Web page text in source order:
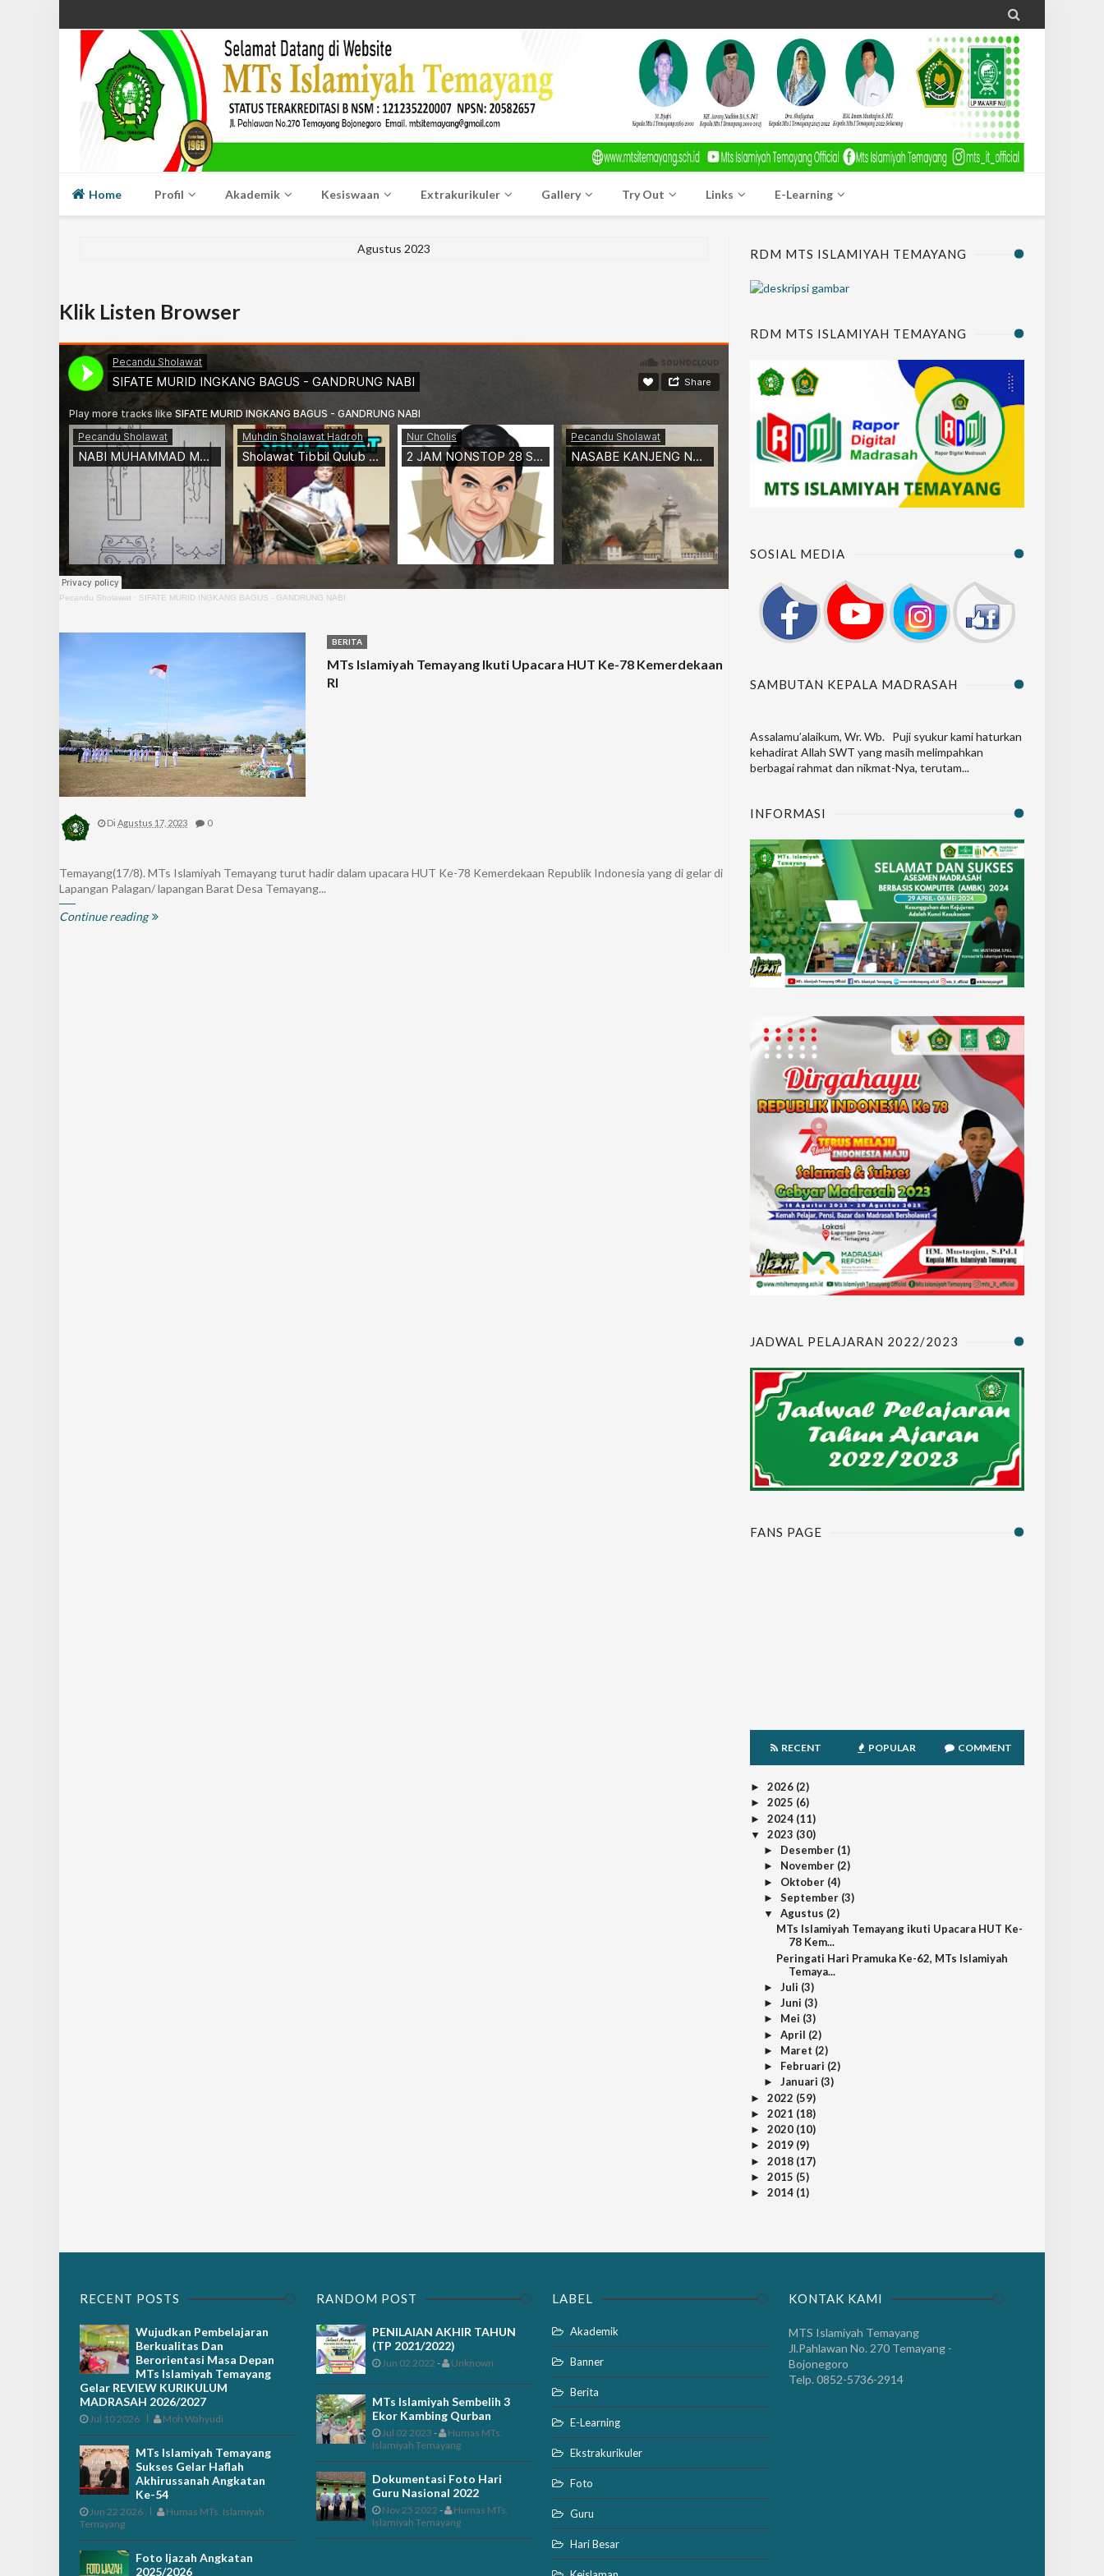

Home Profil Akademik Kesiswaan Extrakurikuler Gallery Try Out Links E-Learning
Agustus 2023
Klik Listen Browser
Pecandu Sholawat · SIFATE MURID INGKANG BAGUS - GANDRUNG NABI
BERITA
MTs Islamiyah Temayang Ikuti Upacara HUT Ke-78 Kemerdekaan
RI
Di Agustus 17, 2023 0
Temayang(17/8). MTs Islamiyah Temayang turut hadir dalam upacara HUT Ke-78 Kemerdekaan Republik Indonesia yang di gelar di
Lapangan Palagan/ lapangan Barat Desa Temayang...
Continue reading
RDM MTS ISLAMIYAH TEMAYANG
RDM MTS ISLAMIYAH TEMAYANG
SOSIAL MEDIA
SAMBUTAN KEPALA MADRASAH
Assalamu’alaikum, Wr. Wb. Puji syukur kami haturkan
kehadirat Allah SWT yang masih melimpahkan
berbagai rahmat dan nikmat-Nya, terutam...
INFORMASI
JADWAL PELAJARAN 2022/2023
FANS PAGE
RECENT POPULAR COMMENT
► 2026 (2)
► 2025 (6)
► 2024 (11)
▼ 2023 (30)
► Desember (1)
► November (2)
► Oktober (4)
► September (3)
▼ Agustus (2)
MTs Islamiyah Temayang ikuti Upacara HUT Ke-
78 Kem...
Peringati Hari Pramuka Ke-62, MTs Islamiyah
Temaya...
► Juli (3)
► Juni (3)
► Mei (3)
► April (2)
► Maret (2)
► Februari (2)
► Januari (3)
► 2022 (59)
► 2021 (18)
► 2020 (10)
► 2019 (9)
► 2018 (17)
► 2015 (5)
► 2014 (1)
RECENT POSTS
Wujudkan Pembelajaran
Berkualitas Dan
Berorientasi Masa Depan
MTs Islamiyah Temayang
Gelar REVIEW KURIKULUM
MADRASAH 2026/2027
Jul 10 2026 Moh Wahyudi
MTs Islamiyah Temayang
Sukses Gelar Haflah
Akhirussanah Angkatan
Ke-54
Jun 22 2026
Humas MTs. Islamiyah
Temayang
Foto Ijazah Angkatan
2025/2026
RANDOM POST
PENILAIAN AKHIR TAHUN
(TP 2021/2022)
Jun 02 2022 - Unknown
MTs Islamiyah Sembelih 3
Ekor Kambing Qurban
Jul 02 2023 -
Humas MTs.
Islamiyah Temayang
Dokumentasi Foto Hari
Guru Nasional 2022
Nov 25 2022 -
Humas MTs.
Islamiyah Temayang
LABEL
Akademik
Banner
Berita
E-Learning
Ekstrakurikuler
Foto
Guru
Hari Besar
KONTAK KAMI
MTS Islamiyah Temayang
Jl.Pahlawan No. 270 Temayang -
Bojonegoro
Telp. 0852-5736-2914